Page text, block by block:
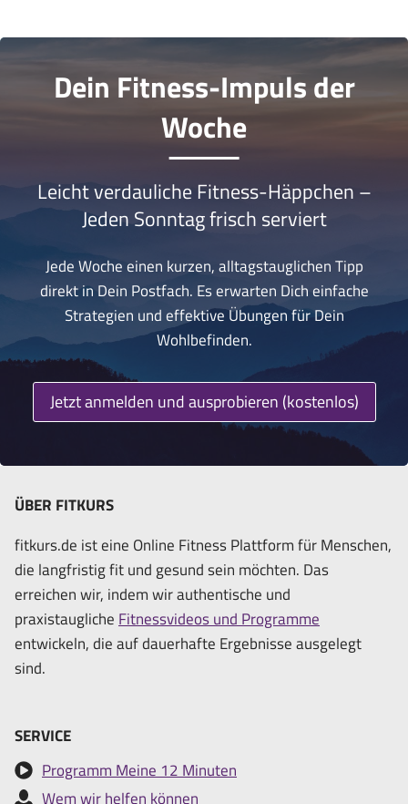
Dein Fitness-Impuls der
Woche
Leicht verdauliche Fitness-Häppchen –
Jeden Sonntag frisch serviert
Jede Woche einen kurzen, alltagstauglichen Tipp
direkt in Dein Postfach. Es erwarten Dich einfache
Strategien und effektive Übungen für Dein
Wohlbefinden.
Jetzt anmelden und ausprobieren (kostenlos)
ÜBER FITKURS
fitkurs.de ist eine Online Fitness Plattform für Menschen,
die langfristig fit und gesund sein möchten. Das
erreichen wir, indem wir authentische und
praxistauglicheFitnessvideos und Programme
entwickeln, die auf dauerhafte Ergebnisse ausgelegt
sind.
SERVICE
Programm Meine 12 Minuten
Wem wir helfen können